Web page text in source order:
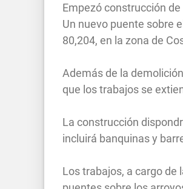
Empezó construcción
Un nuevo puente sobre
80,204, en la zona de
Además de la
que los trabajos se
La construcción
incluirá banquinas y
Los trabajos, a cargo de